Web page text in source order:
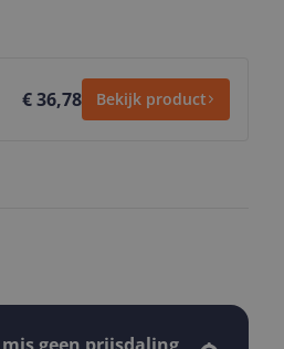
€ 36,78 Bekijk product